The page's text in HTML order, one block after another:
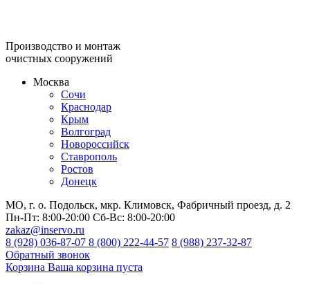
Производство и монтаж
очистных сооружений
Москва
Сочи
Краснодар
Крым
Волгоград
Новороссийск
Ставрополь
Ростов
Донецк
МО, г. о. Подольск, мкр. Климовск, Фабричный проезд, д. 2
Пн-Пт: 8:00-20:00 Сб-Вс: 8:00-20:00
zakaz@inservo.ru
8 (928) 036-87-07 8 (800) 222-44-57 8 (988) 237-32-87
Обратный звонок
Корзина Ваша корзина пуста